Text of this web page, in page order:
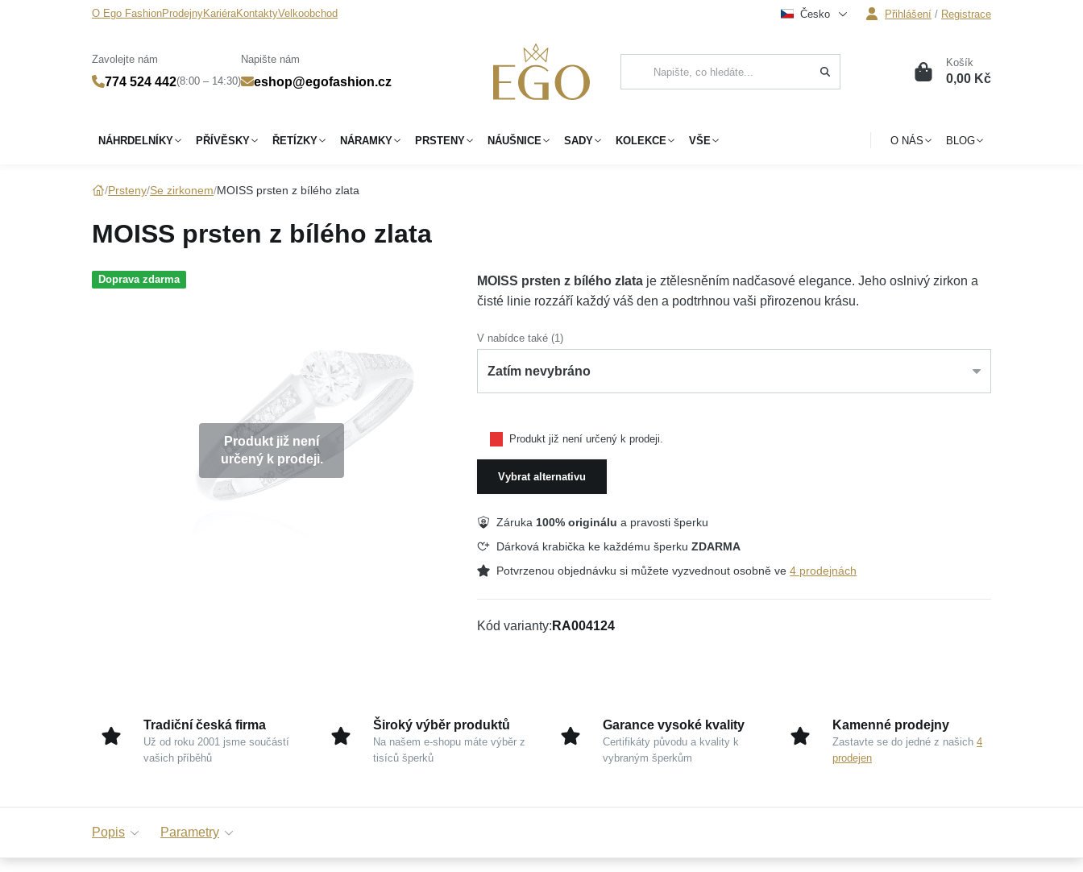
O Ego FashionProdejnyKariéraKontaktyVelkoobchod
Zavolejte nám
774 524 442(8:00 – 14:30)
Napište nám
eshop@egofashion.cz
Česko Přihlášení / Registrace
0 Košík
0,00 Kč
NÁHRDELNÍKY PŘÍVĚSKY ŘETÍZKY NÁRAMKY PRSTENY NÁUŠNICE SADY KOLEKCE VŠE O NÁS BLOG
Prsteny Se zirkonem MOISS prsten z bílého zlata
MOISS prsten z bílého zlata
Doprava zdarma
Produkt již není
určený k prodeji.
MOISS prsten z bílého zlata je ztělesněním nadčasové elegance. Jeho oslnivý zirkon a
čisté linie rozzáří každý váš den a podtrhnou vaši přirozenou krásu.
V nabídce také (1)
Zatím nevybráno
Produkt již není určený k prodeji.
Vybrat alternativu
Záruka 100% originálu a pravosti šperku
Dárková krabička ke každému šperkuZDARMA
Potvrzenou objednávku si můžete vyzvednout osobně ve4 prodejnách
Kód varianty RA004124
Tradiční česká firma
Už od roku 2001 jsme součástí
vašich příběhů
Široký výběr produktů
Na našem e-shopu máte výběr z
tisíců šperků
Garance vysoké kvality
Certifikáty původu a kvality k
vybraným šperkům
Kamenné prodejny
Zastavte se do jedné z našich 4
prodejen
Popis Parametry